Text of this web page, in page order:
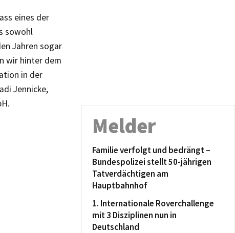
eines der
sowohl
Jahren sogar
wir hinter dem
in der
Jennicke,
Melder
Familie verfolgt und bedrängt –
Bundespolizei stellt 50-jährigen
Tatverdächtigen am
Hauptbahnhof
1. Internationale Roverchallenge
mit 3 Disziplinen nun in
Deutschland